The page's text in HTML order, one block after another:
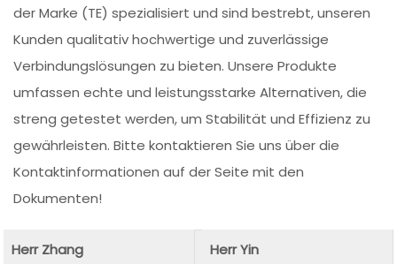
der Marke (TE) spezialisiert und sind bestrebt, unseren
Kunden qualitativ hochwertige und zuverlässige
Verbindungslösungen zu bieten. Unsere Produkte
umfassen echte und leistungsstarke Alternativen, die
streng getestet werden, um Stabilität und Effizienz zu
gewährleisten. Bitte kontaktieren Sie uns über die
Kontaktinformationen auf der Seite mit den
Dokumenten!
Herr Zhang
Herr Yin